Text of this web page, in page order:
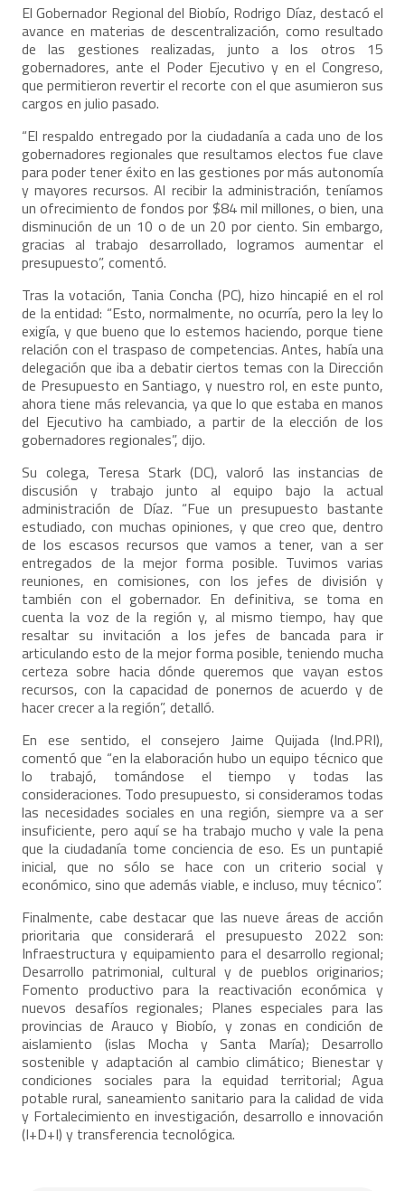
El Gobernador Regional del Biobío, Rodrigo Díaz, destacó el
avance en materias de descentralización, como resultado
de las gestiones realizadas, junto a los otros 15
gobernadores, ante el Poder Ejecutivo y en el Congreso,
que permitieron revertir el recorte con el que asumieron sus
cargos en julio pasado.
“El respaldo entregado por la ciudadanía a cada uno de los
gobernadores regionales que resultamos electos fue clave
para poder tener éxito en las gestiones por más autonomía
y mayores recursos. Al recibir la administración, teníamos
un ofrecimiento de fondos por $84 mil millones, o bien, una
disminución de un 10 o de un 20 por ciento. Sin embargo,
gracias al trabajo desarrollado, logramos aumentar el
presupuesto”, comentó.
Tras la votación, Tania Concha (PC), hizo hincapié en el rol
de la entidad: “Esto, normalmente, no ocurría, pero la ley lo
exigía, y que bueno que lo estemos haciendo, porque tiene
relación con el traspaso de competencias. Antes, había una
delegación que iba a debatir ciertos temas con la Dirección
de Presupuesto en Santiago, y nuestro rol, en este punto,
ahora tiene más relevancia, ya que lo que estaba en manos
del Ejecutivo ha cambiado, a partir de la elección de los
gobernadores regionales”, dijo.
Su colega, Teresa Stark (DC), valoró las instancias de
discusión y trabajo junto al equipo bajo la actual
administración de Díaz. “Fue un presupuesto bastante
estudiado, con muchas opiniones, y que creo que, dentro
de los escasos recursos que vamos a tener, van a ser
entregados de la mejor forma posible. Tuvimos varias
reuniones, en comisiones, con los jefes de división y
también con el gobernador. En definitiva, se toma en
cuenta la voz de la región y, al mismo tiempo, hay que
resaltar su invitación a los jefes de bancada para ir
articulando esto de la mejor forma posible, teniendo mucha
certeza sobre hacia dónde queremos que vayan estos
recursos, con la capacidad de ponernos de acuerdo y de
hacer crecer a la región”, detalló.
En ese sentido, el consejero Jaime Quijada (Ind.PRI),
comentó que “en la elaboración hubo un equipo técnico que
lo trabajó, tomándose el tiempo y todas las
consideraciones. Todo presupuesto, si consideramos todas
las necesidades sociales en una región, siempre va a ser
insuficiente, pero aquí se ha trabajo mucho y vale la pena
que la ciudadanía tome conciencia de eso. Es un puntapié
inicial, que no sólo se hace con un criterio social y
económico, sino que además viable, e incluso, muy técnico”.
Finalmente, cabe destacar que las nueve áreas de acción
prioritaria que considerará el presupuesto 2022 son:
Infraestructura y equipamiento para el desarrollo regional;
Desarrollo patrimonial, cultural y de pueblos originarios;
Fomento productivo para la reactivación económica y
nuevos desafíos regionales; Planes especiales para las
provincias de Arauco y Biobío, y zonas en condición de
aislamiento (islas Mocha y Santa María); Desarrollo
sostenible y adaptación al cambio climático; Bienestar y
condiciones sociales para la equidad territorial; Agua
potable rural, saneamiento sanitario para la calidad de vida
y Fortalecimiento en investigación, desarrollo e innovación
(I+D+I) y transferencia tecnológica.